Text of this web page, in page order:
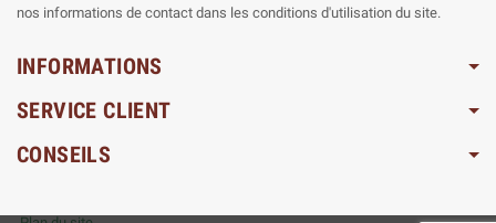
nos informations de contact dans les conditions d'utilisation du site.
INFORMATIONS
SERVICE CLIENT
CONSEILS